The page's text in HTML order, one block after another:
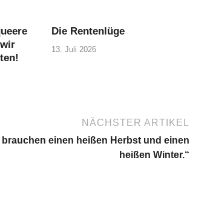
Die Rentenlüge
13. Juli 2026
NÄCHSTER ARTIKEL
brauchen einen heißen Herbst und einen
heißen Winter.“